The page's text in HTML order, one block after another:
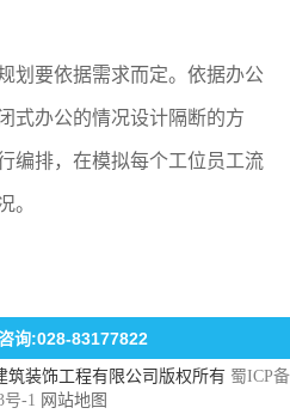
划要依据需求而定。依据办公
式办公的情况设计隔断的方
编排，在模拟每个工位员工流
。
询:028-83177822
筑装饰工程有限公司版权所有 蜀ICP备
号-1 网站地图